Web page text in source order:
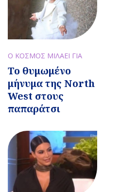
Ο ΚΟΣΜΟΣ ΜΙΛΑΕΙ ΓΙΑ
Το θυμωμένο
μήνυμα της North
West στους
παπαράτσι